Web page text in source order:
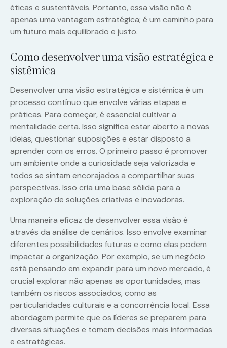
éticas e sustentáveis. Portanto, essa visão não é
apenas uma vantagem estratégica; é um caminho para
um futuro mais equilibrado e justo.
Como desenvolver uma visão estratégica e
sistêmica
Desenvolver uma visão estratégica e sistêmica é um
processo contínuo que envolve várias etapas e
práticas. Para começar, é essencial cultivar a
mentalidade certa. Isso significa estar aberto a novas
ideias, questionar suposições e estar disposto a
aprender com os erros. O primeiro passo é promover
um ambiente onde a curiosidade seja valorizada e
todos se sintam encorajados a compartilhar suas
perspectivas. Isso cria uma base sólida para a
exploração de soluções criativas e inovadoras.
Uma maneira eficaz de desenvolver essa visão é
através da análise de cenários. Isso envolve examinar
diferentes possibilidades futuras e como elas podem
impactar a organização. Por exemplo, se um negócio
está pensando em expandir para um novo mercado, é
crucial explorar não apenas as oportunidades, mas
também os riscos associados, como as
particularidades culturais e a concorrência local. Essa
abordagem permite que os líderes se preparem para
diversas situações e tomem decisões mais informadas
e estratégicas.